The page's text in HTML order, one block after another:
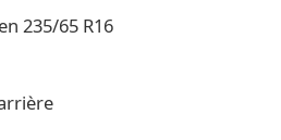
235/65 R16